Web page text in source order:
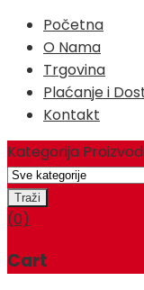
Početna
O Nama
Trgovina
Plaćanje i
Kontakt
Kategorija
(0)
Cart